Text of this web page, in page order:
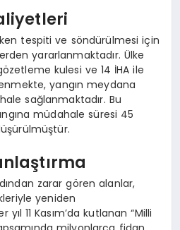
tespiti ve söndürülmesi için
yararlanmaktadır. Ülke
kulesi ve 14 İHA ile
yangın meydana
sağlanmaktadır. Bu
müdahale süresi 45
zarar gören alanlar,
yeniden
yıl 11 Kasım’da kutlanan “Milli